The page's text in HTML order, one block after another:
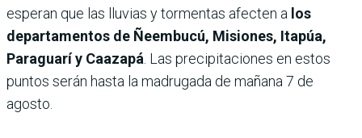
esperan que las lluvias y tormentas afecten a los
departamentos de Ñeembucú, Misiones, Itapúa,
Paraguarí y Caazapá . Las precipitaciones en estos
puntos serán hasta la madrugada de mañana 7 de
agosto.